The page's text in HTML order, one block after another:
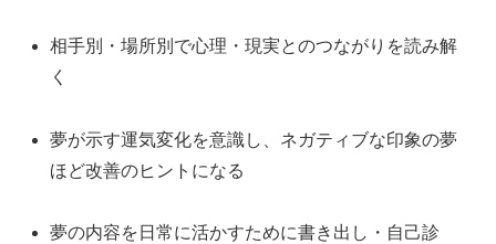
相手別・場所別で心理・現実とのつながりを読み解
く
夢が示す運気変化を意識し、ネガティブな印象の夢
ほど改善のヒントになる
夢の内容を日常に活かすために書き出し・自己診